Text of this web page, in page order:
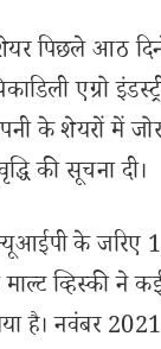
पिछले आठ
एग्रो
के शेयरों में
की सूचना दी।
के जरिए
व्हिस्की ने
है। नवंबर